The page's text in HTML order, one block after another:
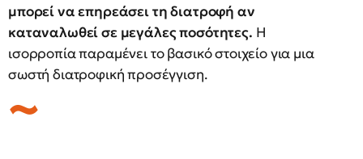
μπορεί να επηρεάσει τη διατροφή αν
καταναλωθεί σε μεγάλες ποσότητες. Η
ισορροπία παραμένει το βασικό στοιχείο για μια
σωστή διατροφική προσέγγιση.